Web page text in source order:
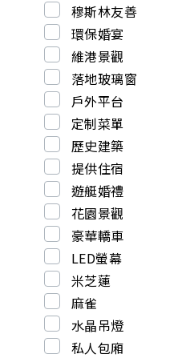
穆斯林友善
環保婚宴
維港景觀
落地玻璃窗
戶外平台
定制菜單
歷史建築
提供住宿
遊艇婚禮
花園景觀
豪華轎車
LED螢幕
米芝蓮
麻雀
水晶吊燈
私人包廂